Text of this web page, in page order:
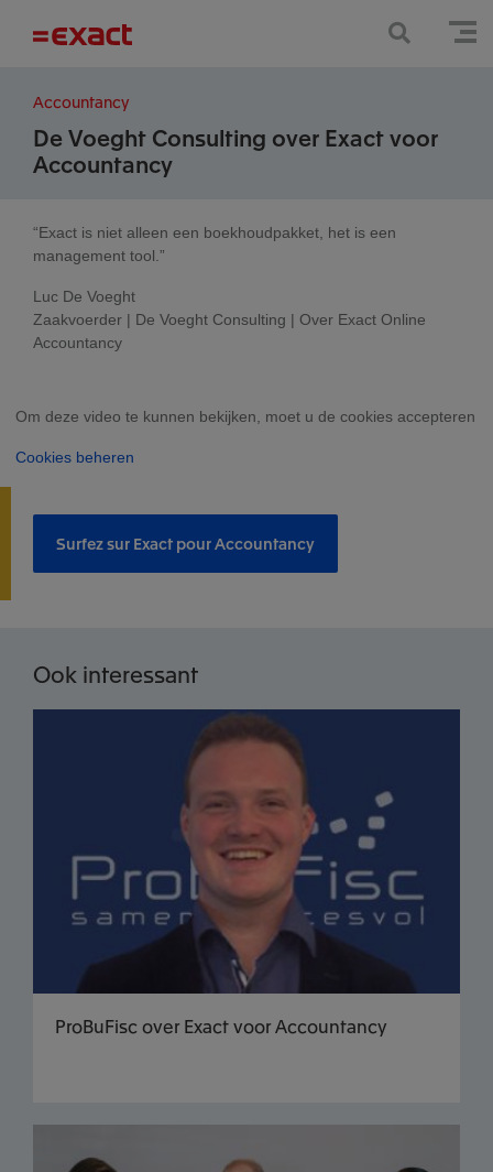
Accountancy
De Voeght Consulting over Exact voor
Accountancy
“Exact is niet alleen een boekhoudpakket, het is een
management tool.”
Luc De Voeght
Zaakvoerder | De Voeght Consulting | Over Exact Online
Accountancy
Om deze video te kunnen bekijken, moet u de cookies accepteren
Cookies beheren
Surfez sur Exact pour Accountancy
Ook interessant
ProBuFisc over Exact voor Accountancy